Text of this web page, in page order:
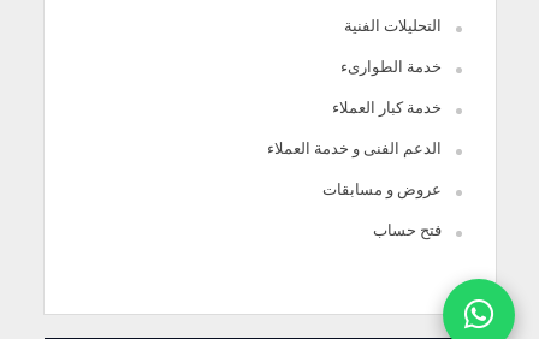
التحليلات الفنية
خدمة الطوارىء
خدمة كبار العملاء
الدعم الفنى و خدمة العملاء
عروض و مسابقات
فتح حساب